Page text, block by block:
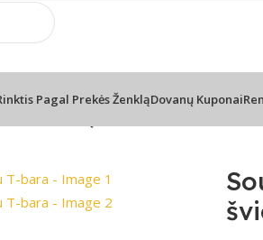
Pagal Prekės ŽenkląDovanų Kuponai